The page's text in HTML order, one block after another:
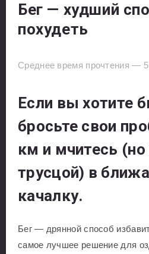
Бег — худший
похудеть
Среднее время прочтения — 5
Если вы хотите
бросьте свои
км и мчитесь (но
трусцой) в
качалку.
Бег — дрянной способ
самое лучшее решение для